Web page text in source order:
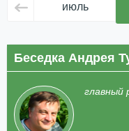
июль
Беседка Андрея
главный